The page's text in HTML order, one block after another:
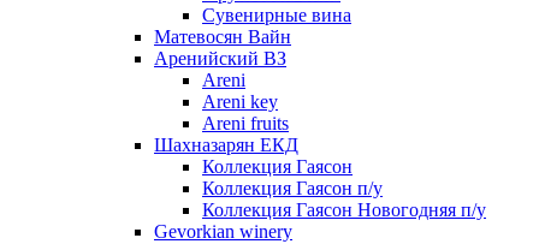
Cувенирные вина
Матевосян Вайн
Аренийский ВЗ
Areni
Areni key
Areni fruits
Шахназарян ЕКД
Коллекция Гаясон
Коллекция Гаясон п/у
Коллекция Гаясон Новогодняя п/у
Gevorkian winery